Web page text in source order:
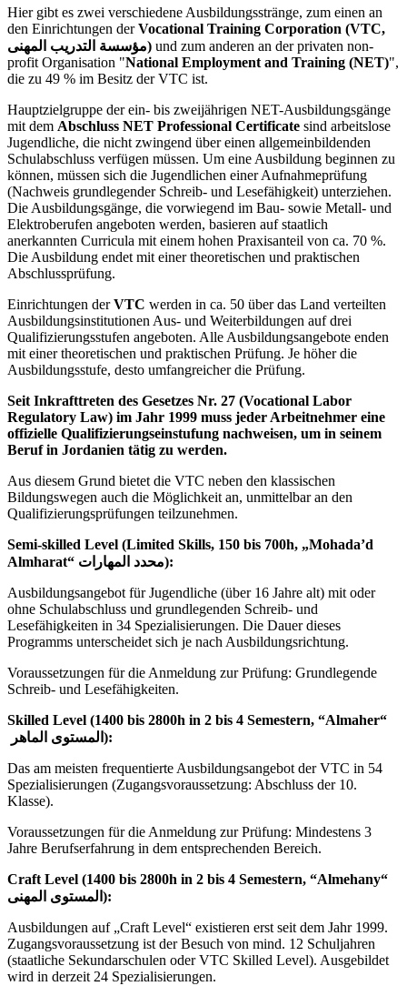
Hier gibt es zwei verschiedene Ausbildungsstränge, zum einen an
den Einrichtungen derVocational Training Corporation (VTC,
مؤسسة التدريب المهنى) und zum anderen an der privaten non-
profit Organisation "National Employment and Training (NET)",
die zu 49 % im Besitz der VTC ist.
Hauptzielgruppe der ein- bis zweijährigen NET-Ausbildungsgänge
mit dem Abschluss NET Professional Certificate sind arbeitslose
Jugendliche, die nicht zwingend über einen allgemeinbildenden
Schulabschluss verfügen müssen. Um eine Ausbildung beginnen zu
können, müssen sich die Jugendlichen einer Aufnahmeprüfung
(Nachweis grundlegender Schreib- und Lesefähigkeit) unterziehen.
Die Ausbildungsgänge, die vorwiegend im Bau- sowie Metall- und
Elektroberufen angeboten werden, basieren auf staatlich
anerkannten Curricula mit einem hohen Praxisanteil von ca. 70 %.
Die Ausbildung endet mit einer theoretischen und praktischen
Abschlussprüfung.
Einrichtungen derVTC werden in ca. 50 über das Land verteilten
Ausbildungsinstitutionen Aus- und Weiterbildungen auf drei
Qualifizierungsstufen angeboten. Alle Ausbildungsangebote enden
mit einer theoretischen und praktischen Prüfung. Je höher die
Ausbildungsstufe, desto umfangreicher die Prüfung.
Seit Inkrafttreten des Gesetzes Nr. 27 (Vocational Labor
Regulatory Law) im Jahr 1999 muss jeder Arbeitnehmer eine
offizielle Qualifizierungseinstufung nachweisen, um in seinem
Beruf in Jordanien tätig zu werden.
Aus diesem Grund bietet die VTC neben den klassischen
Bildungswegen auch die Möglichkeit an, unmittelbar an den
Qualifizierungsprüfungen teilzunehmen.
Semi-skilled Level (Limited Skills, 150 bis 700h, „Mohada’d
Almharat“ محدد المهارات):
Ausbildungsangebot für Jugendliche (über 16 Jahre alt) mit oder
ohne Schulabschluss und grundlegenden Schreib- und
Lesefähigkeiten in 34 Spezialisierungen. Die Dauer dieses
Programms unterscheidet sich je nach Ausbildungsrichtung.
Voraussetzungen für die Anmeldung zur Prüfung: Grundlegende
Schreib- und Lesefähigkeiten.
Skilled Level (1400 bis 2800h in 2 bis 4 Semestern, “Almaher“
المستوى الماهر):
Das am meisten frequentierte Ausbildungsangebot der VTC in 54
Spezialisierungen (Zugangsvoraussetzung: Abschluss der 10.
Klasse).
Voraussetzungen für die Anmeldung zur Prüfung: Mindestens 3
Jahre Berufserfahrung in dem entsprechenden Bereich.
Craft Level (1400 bis 2800h in 2 bis 4 Semestern, “Almehany“
المستوى المهنى):
Ausbildungen auf „Craft Level“ existieren erst seit dem Jahr 1999.
Zugangsvoraussetzung ist der Besuch von mind. 12 Schuljahren
(staatliche Sekundarschulen oder VTC Skilled Level). Ausgebildet
wird in derzeit 24 Spezialisierungen.